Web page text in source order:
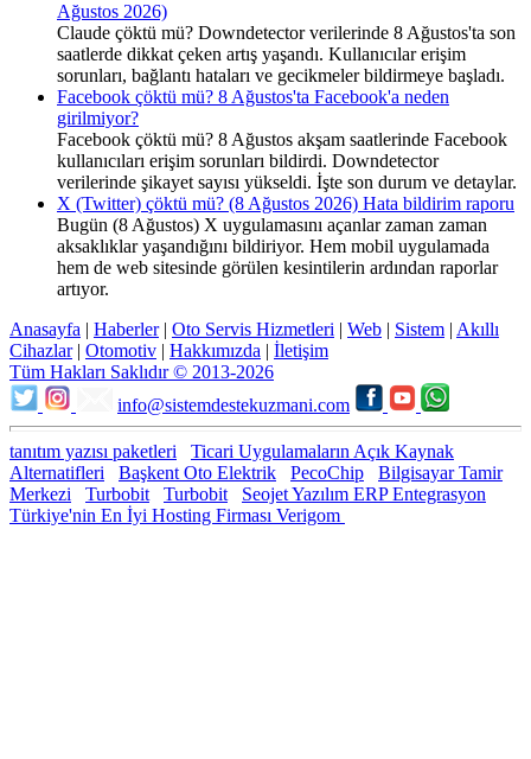
Ağustos 2026)
Claude çöktü mü? Downdetector verilerinde 8 Ağustos'ta son
saatlerde dikkat çeken artış yaşandı. Kullanıcılar erişim
sorunları, bağlantı hataları ve gecikmeler bildirmeye başladı.
Facebook çöktü mü? 8 Ağustos'ta Facebook'a neden
girilmiyor?
Facebook çöktü mü? 8 Ağustos akşam saatlerinde Facebook
kullanıcıları erişim sorunları bildirdi. Downdetector
verilerinde şikayet sayısı yükseldi. İşte son durum ve detaylar.
X (Twitter) çöktü mü? (8 Ağustos 2026) Hata bildirim raporu
Bugün (8 Ağustos) X uygulamasını açanlar zaman zaman
aksaklıklar yaşandığını bildiriyor. Hem mobil uygulamada
hem de web sitesinde görülen kesintilerin ardından raporlar
artıyor.
Anasayfa | Haberler| Oto Servis Hizmetleri | Web | Sistem | Akıllı
Cihazlar| Otomotiv | Hakkımızda | İletişim
Tüm Hakları Saklıdır © 2013-2026
info@sistemdestekuzmani.com
tanıtım yazısı paketleri
Ticari Uygulamaların Açık Kaynak
Alternatifleri
Başkent Oto Elektrik PecoChip
Bilgisayar Tamir
Merkezi
Turbobit Turbobit
Seojet Yazılım ERP Entegrasyon
Türkiye'nin En İyi Hosting Firması Verigom